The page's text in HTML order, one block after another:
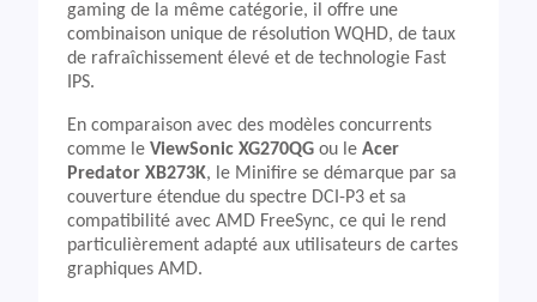
gaming de la même catégorie, il offre une
combinaison unique de résolution WQHD, de taux
de rafraîchissement élevé et de technologie Fast
IPS.
En comparaison avec des modèles concurrents
comme le ViewSonic XG270QG ou le Acer
Predator XB273K, le Minifire se démarque par sa
couverture étendue du spectre DCI-P3 et sa
compatibilité avec AMD FreeSync, ce qui le rend
particulièrement adapté aux utilisateurs de cartes
graphiques AMD.